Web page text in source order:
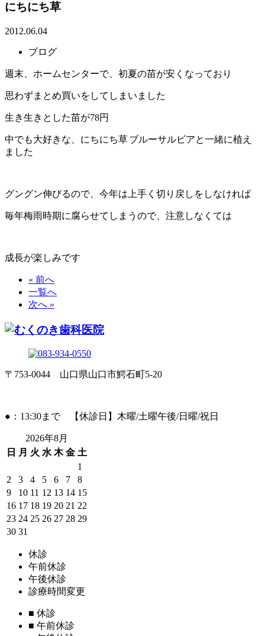
にちにち草
2012.06.04
ブログ
週末、ホームセンターで、初夏の苗が安くなっており
思わずまとめ買いをしてしまいました
生き生きとした苗が78円
中でも大好きな、にちにち草ブルーサルビアと一緒に植え
ました
グングン伸びるので、今年は上手く切り戻しをしなければ
毎年梅雨時期に腐らせてしまうので、注意しなくては
成長が楽しみです
« 前へ
一覧へ
次へ »
〒753-0044 山口県山口市鰐石町5-20
●：13:30まで 【休診日】木曜/土曜午後/日曜/祝日
2026年8月
日
月 火 水 木 金 土
1
2
3 4 5 6 7
8
9
10 11 12 13 14 15
16 17 18 19 20 21 22
23 24 25 26 27 28 29
30 31
休診
午前休診
午後休診
診療時間変更
■ 休診
■ 午前休診